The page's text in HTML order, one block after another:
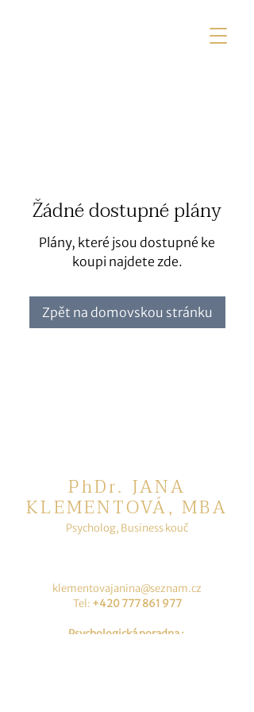
Žádné dostupné plány
Plány, které jsou dostupné ke
koupi najdete zde.
Zpět na domovskou stránku
PhDr. JANA
KLEMENTOVÁ, MBA
Psycholog, Business kouč
klementovajanina@seznam.cz
Tel: +420 777 861 977
Psychologická poradna :